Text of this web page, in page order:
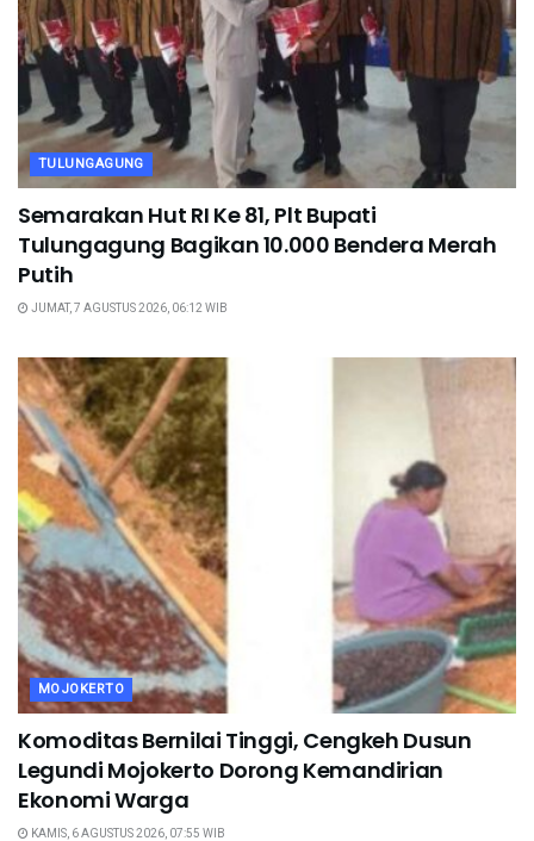
TULUNGAGUNG
Semarakan Hut RI Ke 81, Plt Bupati
Tulungagung Bagikan 10.000 Bendera Merah
Putih
JUMAT, 7 AGUSTUS 2026, 06:12 WIB
MOJOKERTO
Komoditas Bernilai Tinggi, Cengkeh Dusun
Legundi Mojokerto Dorong Kemandirian
Ekonomi Warga
KAMIS, 6 AGUSTUS 2026, 07:55 WIB